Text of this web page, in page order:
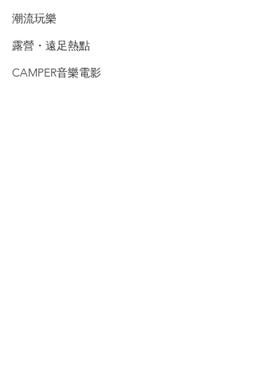
潮流玩樂
露營・遠足熱點
CAMPER音樂電影